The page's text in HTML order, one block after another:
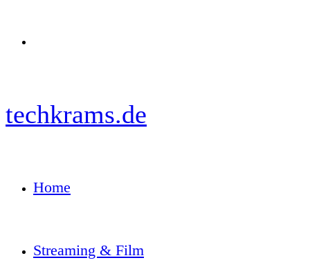
techkrams.de
Home
Streaming & Film